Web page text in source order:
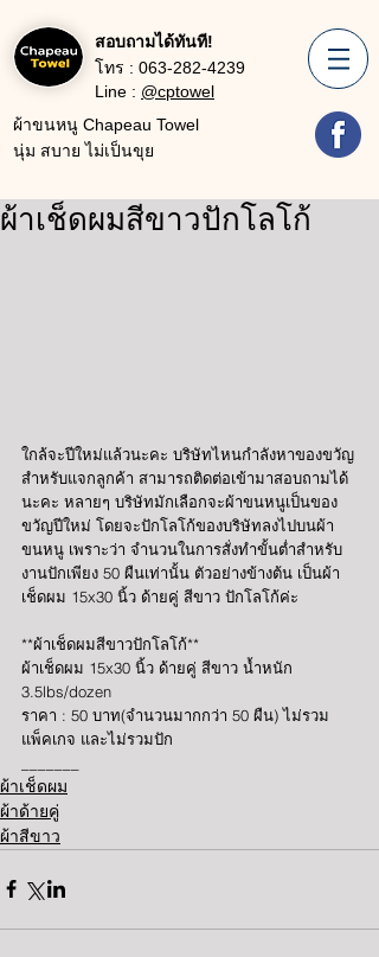
สอบถามได้ทันที!
โทร : 063-282-4239
Line : @cptowel
ผ้าขนหนู Chapeau Towel
นุ่ม สบาย ไม่เป็นขุย
ผ้าเช็ดผมสีขาวปักโลโก้
ใกล้จะปีใหม่แล้วนะคะ บริษัทไหนกำลังหาของขวัญ
สำหรับแจกลูกค้า สามารถติดต่อเข้ามาสอบถามได้
นะคะ หลายๆ บริษัทมักเลือกจะผ้าขนหนูเป็นของ
ขวัญปีใหม่ โดยจะปักโลโก้ของบริษัทลงไปบนผ้า
ขนหนู เพราะว่า จำนวนในการสั่งทำขั้นต่ำสำหรับ
งานปักเพียง 50 ผืนเท่านั้น ตัวอย่างข้างต้น เป็นผ้า
เช็ดผม 15x30 นิ้ว ด้ายคู่ สีขาว ปักโลโก้ค่ะ
**ผ้าเช็ดผมสีขาวปักโลโก้**
ผ้าเช็ดผม 15x30 นิ้ว ด้ายคู่ สีขาว น้ำหนัก
3.5lbs/dozen
ราคา : 50 บาท(จำนวนมากกว่า 50 ผืน) ไม่รวม
แพ็คเกจ และไม่รวมปัก
ผ้าเช็ดผม
ผ้าด้ายคู่
ผ้าสีขาว